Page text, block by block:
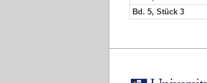
Bd. 5, Stück 3